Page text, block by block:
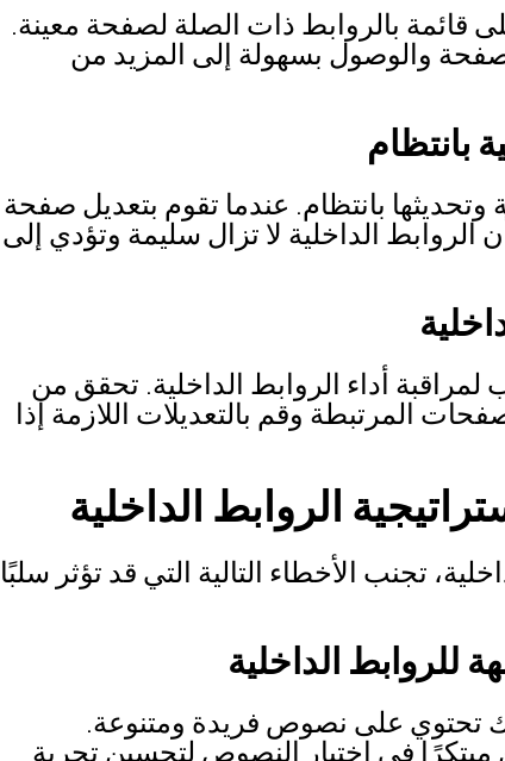
بالروابط ذات الصلة لصفحة معينة.
والوصول بسهولة إلى المزيد من
بانتظام
وتحديثها بانتظام. عندما تقوم بتعديل صفحة
الداخلية لا تزال سليمة وتؤدي إلى
أداء الروابط الداخلية. تحقق من
المرتبطة وقم بالتعديلات اللازمة إذا
تجنب الأخطاء التالية التي قد تؤثر سلبًا
للروابط الداخلية
تحتوي على نصوص فريدة ومتنوعة.
في اختيار النصوص لتحسين تجربة